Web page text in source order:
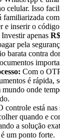
celular. Isso
familiarizada
e inserir o
Investir apenas
pela
barata contra
Com o
é rápida,
onde
controle está
quando e
a solução
um ponto forte.